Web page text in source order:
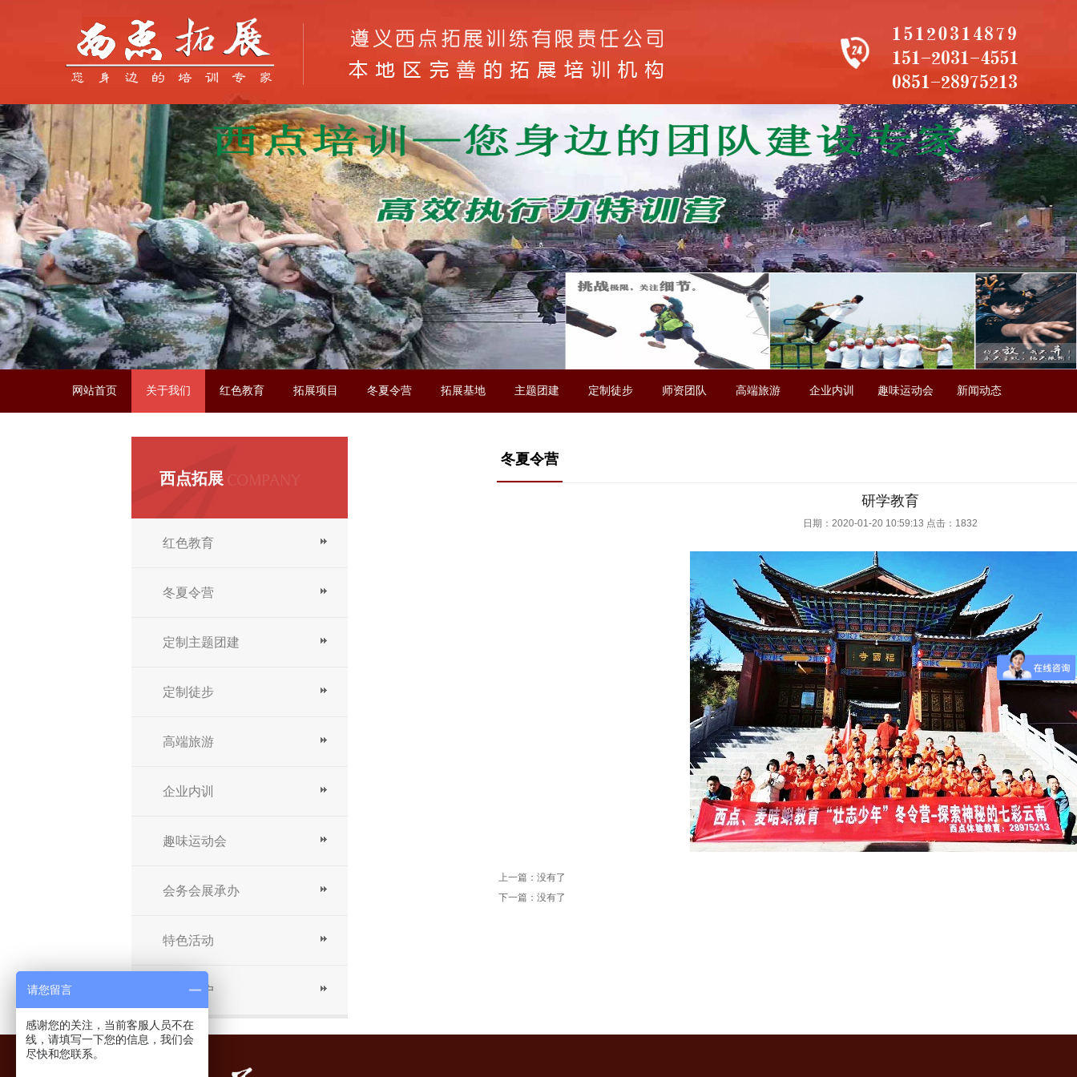
网站首页 关于我们 红色教育 拓展项目 冬夏令营 拓展基地 主题团建 定制徒步 师资团队 高端旅游 企业内训 趣味运动会 新闻动态
西点拓展
红色教育
冬夏令营
定制主题团建
定制徒步
高端旅游
企业内训
趣味运动会
会务会展承办
特色活动
合作客户
冬夏令营
研学教育
日期：2020-01-20 10:59:13 点击：1832
上一篇：没有了
下一篇：没有了
请您留言
感谢您的关注，当前客服人员不在
线，请填写一下您的信息，我们会
尽快和您联系。